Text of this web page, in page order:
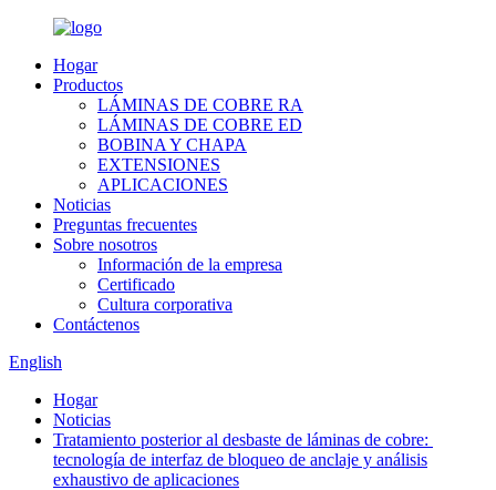
Hogar
Productos
LÁMINAS DE COBRE RA
LÁMINAS DE COBRE ED
BOBINA Y CHAPA
EXTENSIONES
APLICACIONES
Noticias
Preguntas frecuentes
Sobre nosotros
Información de la empresa
Certificado
Cultura corporativa
Contáctenos
English
Hogar
Noticias
Tratamiento posterior al desbaste de láminas de cobre: ​​
tecnología de interfaz de bloqueo de anclaje y análisis
exhaustivo de aplicaciones